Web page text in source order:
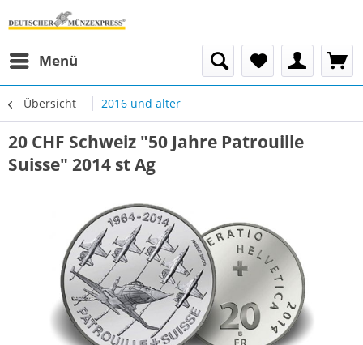
Menü
Übersicht 2016 und älter
20 CHF Schweiz "50 Jahre Patrouille
Suisse" 2014 st Ag